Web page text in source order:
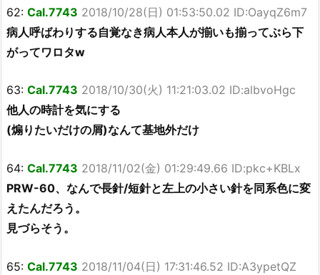
62: Cal.7743 2018/10/28(日) 01:53:50.02 ID:OayqZ6m7
病人呼ばわりする自覚なき病人本人が揃いも揃ってぶら下
がってワロタw
63: Cal.7743 2018/10/30(火) 11:21:03.02 ID:albvoHgc
他人の時計を気にする
(煽りたいだけの屑)なんて基地外だけ
64: Cal.7743 2018/11/02(金) 01:29:49.66 ID:pkc+KBLx
PRW-60、なんで長針/短針と左上の小さい針を同系色に変
えたんだろう。
見づらそう。
65: Cal.7743 2018/11/04(日) 17:31:46.52 ID:A3ypetQZ